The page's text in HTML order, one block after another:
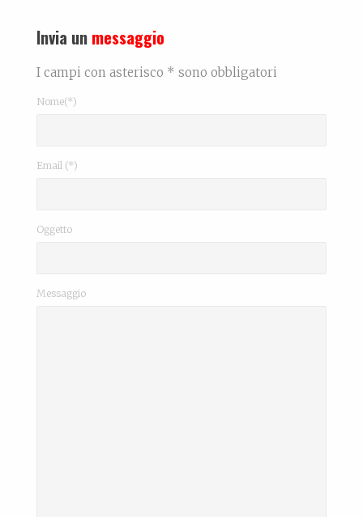
Invia un messaggio
I campi con asterisco * sono obbligatori
Nome(*)
Email (*)
Oggetto
Messaggio